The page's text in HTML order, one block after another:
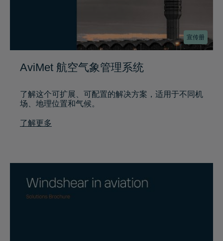
宣传册
AviMet 航空气象管理系统
了解这个可扩展、可配置的解决方案，适用于不同机
场、地理位置和气候。
了解更多